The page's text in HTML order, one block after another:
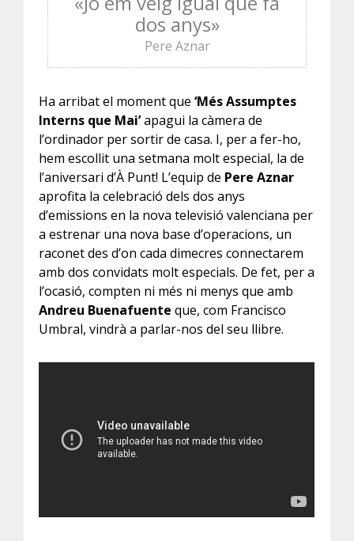
dos anys»
Pere Aznar
Ha arribat el moment que‘Més Assumptes
Interns que Mai’apagui la càmera de
l’ordinador per sortir de casa. I, per a fer-ho,
hem escollit una setmana molt especial, la de
l’aniversari d’À Punt! L’equip de Pere Aznar
aprofita la celebració dels dos anys
d’emissions en la nova televisió valenciana per
a estrenar una nova base d’operacions, un
raconet des d’on cada dimecres connectarem
amb dos convidats molt especials. De fet, per a
l’ocasió, compten ni més ni menys que amb
Andreu Buenafuente que, com Francisco
Umbral, vindrà a parlar-nos del seu llibre.